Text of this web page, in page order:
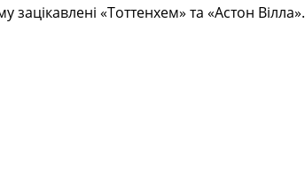
«Тоттенхем» та «Астон Вілла».